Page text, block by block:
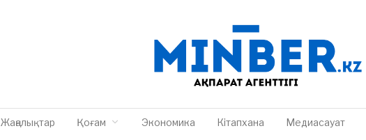
Жаңалықтар Қоғам Экономика Кітапхана Медиасауат